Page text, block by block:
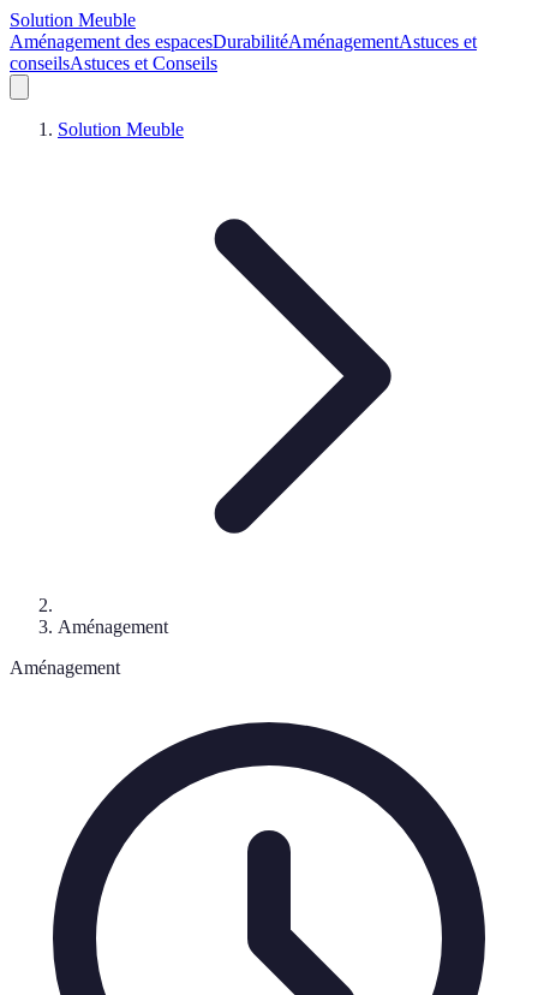
Solution Meuble
Aménagement des espacesDurabilitéAménagementAstuces et
conseilsAstuces et Conseils
Solution Meuble
Aménagement
Aménagement